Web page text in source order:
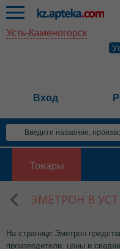
Усть-Каменогорск
Вход
Товары
ЭМЕТРОН В
На странице Эметрон
производители, цены и